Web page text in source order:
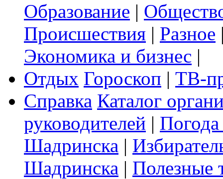
Образование |
Происшествия | Разное
Экономика и бизнес |
Отдых Гороскоп | ТВ-
Справка Каталог
руководителей |
Шадринска |
Шадринска | Полезные